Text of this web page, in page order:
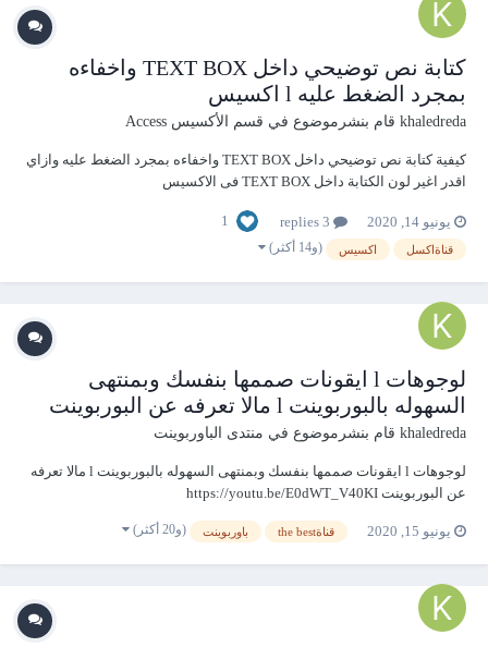
كتابة نص توضيحي داخل TEXT BOX واخفاءه
بمجرد الضغط عليه l اكسيس
khaledreda قام بنشرموضوع في قسم الأكسيس Access
كيفية كتابة نص توضيحي داخل TEXT BOX واخفاءه بمجرد الضغط عليه وازاي
اقدر اغير لون الكتابة داخل TEXT BOX فى الاكسيس
يونيو 14, 2020
1
قناةاكسل اكسيس (و14 أكثر)
لوجوهات l ايقونات صممها بنفسك وبمنتهى
السهوله بالبوربوينت l مالا تعرفه عن البوربوينت
khaledreda قام بنشرموضوع في منتدى الباوربوينت
لوجوهات l ايقونات صممها بنفسك وبمنتهى السهوله بالبوربوينت l مالا تعرفه
عن البوربوينت https://youtu.be/E0dWT_V40KI
يونيو 15, 2020 قناةthe best باوربوينت (و20 أكثر)